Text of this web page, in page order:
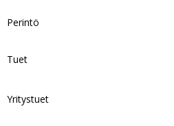
Perintö
Tuet
Yritystuet